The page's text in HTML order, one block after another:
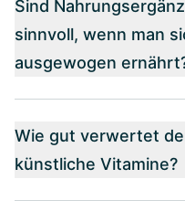
Sind
sinnvoll, wenn man
ausgewogen
Wie gut verwertet
künstliche Vitamine?